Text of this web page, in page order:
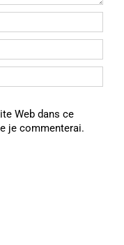
Web dans ce
je commenterai.